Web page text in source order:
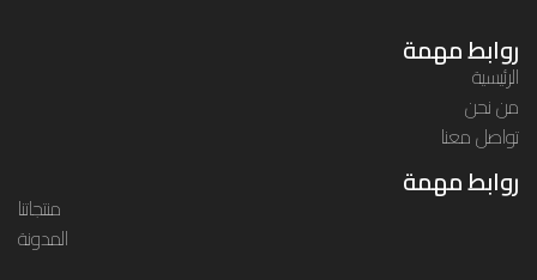
روابط مهمة
الرئيسية
من نحن
تواصل معنا
روابط مهمة
منتجاتنا
المدونة